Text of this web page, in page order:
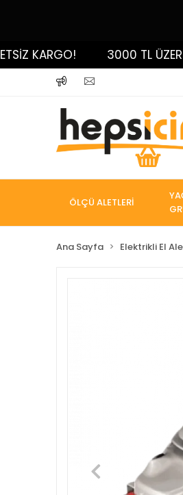
KARGO! 3000 TL ÜZERİ
ÖLÇÜ ALETLERİ
Ana Sayfa Elektrikli El